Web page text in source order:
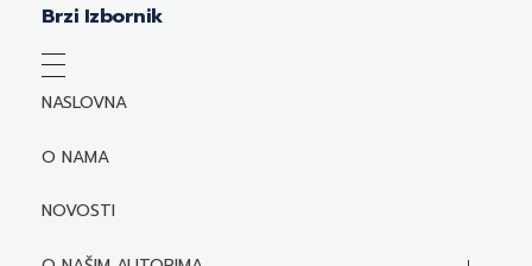
Brzi Izbornik
NASLOVNA
O NAMA
NOVOSTI